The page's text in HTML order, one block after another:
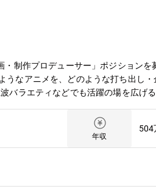
制作プロデューサー」ポジション
なアニメを、どのような打ち出し
バラエティなどでも活躍の場を広げ
行っていただきます。入社後、まず
、アニメチャンネルアニメ編成・渉
宣伝/制作などどこかに特化したミ
いアニメマーケットにおいて、
関わる一連のバリューチェーンに幅
りながら、メディアビジネス・コ
年収
504